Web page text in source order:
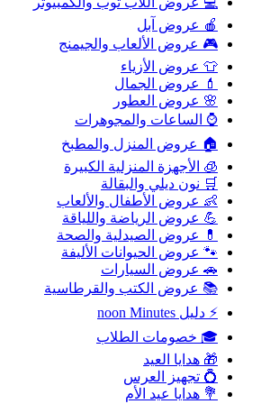
🍎 عروض آبل
🎮 عروض الألعاب والجيمنج
👕 عروض الأزياء
💄 عروض الجمال
🌸 عروض العطور
⌚ الساعات والمجوهرات
🏠 عروض المنزل والمطبخ
🧊 الأجهزة المنزلية الكبيرة
🛒 نون ديلي والبقالة
👶 عروض الأطفال والألعاب
💪 عروض الرياضة واللياقة
💊 عروض الصيدلية والصحة
🐾 عروض الحيوانات الأليفة
🚗 عروض السيارات
📚 عروض الكتب والقرطاسية
⚡ دليل noon Minutes
🎓 خصومات الطلاب
🎁 هدايا العيد
💍 تجهيز العرس
💐 هدايا عيد الأم